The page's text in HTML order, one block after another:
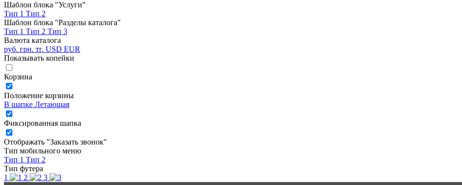
Шаблон блока "Услуги"
Тип 1 Тип 2
Шаблон блока "Разделы каталога"
Тип 1 Тип 2 Тип 3
Валюта каталога
руб. грн. тг. USD EUR
Показывать копейки
Корзина
Положение корзины
В шапке Летающая
Фиксированная шапка
Отображать "Заказать звонок"
Тип мобильного меню
Тип 1 Тип 2
Тип футера
1
2 3